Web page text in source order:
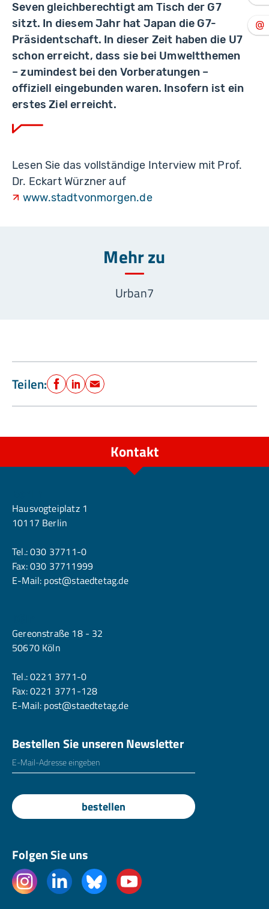
Seven gleichberechtigt am Tisch der G7
sitzt. In diesem Jahr hat Japan die G7-
Präsidentschaft. In dieser Zeit haben die U7
schon erreicht, dass sie bei Umweltthemen
– zumindest bei den Vorberatungen –
offiziell eingebunden waren. Insofern ist ein
erstes Ziel erreicht.
Lesen Sie das vollständige Interview mit Prof.
Dr. Eckart Würzner auf
www.stadtvonmorgen.de
Mehr zu
Urban7
Teilen: Facebook
LinkedIn
E-Mail
Kontakt
Hausvogteiplatz 1
10117 Berlin
Tel.:030 37711-0
Fax: 030 37711999
E-Mail: post@staedtetag.de
Gereonstraße 18 - 32
50670 Köln
Tel.:0221 3771-0
Fax: 0221 3771-128
E-Mail: post@staedtetag.de
Bestellen Sie unseren Newsletter
E-Mailadresse
bestellen
Folgen Sie uns